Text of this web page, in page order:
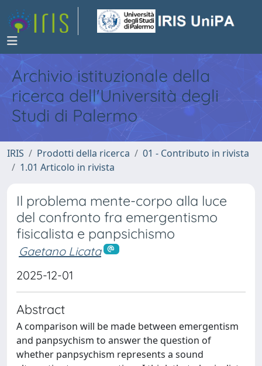
Archivio istituzionale della
ricerca dell'Università degli
Studi di Palermo
IRIS Prodotti della ricerca
01 - Contributo in rivista
1.01 Articolo in rivista
Il problema mente-corpo alla luce
del confronto fra emergentismo
fisicalista e panpsichismo
Gaetano Licata
2025-12-01
Abstract
A comparison will be made between emergentism
and panpsychism to answer the question of
whether panpsychism represents a sound